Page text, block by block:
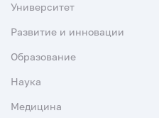
Университет
Развитие и инновации
Образование
Наука
Медицина